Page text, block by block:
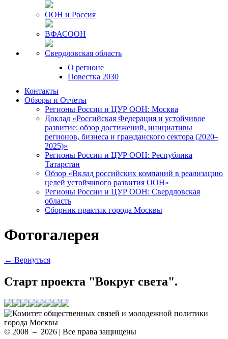
ООН и Россия
ВФАСООН
Свердловская область
О регионе
Повестка 2030
Контакты
Обзоры и Отчеты
Регионы России и ЦУР ООН: Москва
Доклад «Российская Федерация и устойчивое
развитие: обзор достижений, инициативы
регионов, бизнеса и гражданского сектора (2020–
2025)»
Регионы России и ЦУР ООН: Республика
Татарстан
Обзор «Вклад российских компаний в реализацию
целей устойчивого развития ООН»
Регионы России и ЦУР ООН: Свердловская
область
Сборник практик города Москвы
Фотогалерея
← Вернуться
Старт проекта "Вокруг света".
© 2008 – 2026 | Все права защищены